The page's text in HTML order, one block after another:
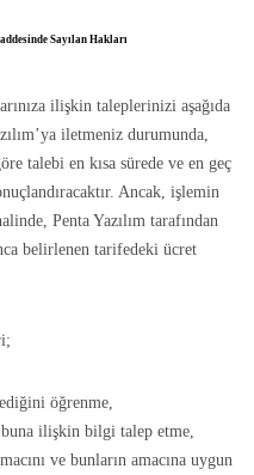
Sayılan Hakları
ilişkin taleplerinizi aşağıda
iletmeniz durumunda,
talebi en kısa sürede ve en geç
Ancak, işlemin
Penta Yazılım tarafından
belirlenen tarifedeki ücret
öğrenme,
ilişkin bilgi talep etme,
ve bunların amacına uygun